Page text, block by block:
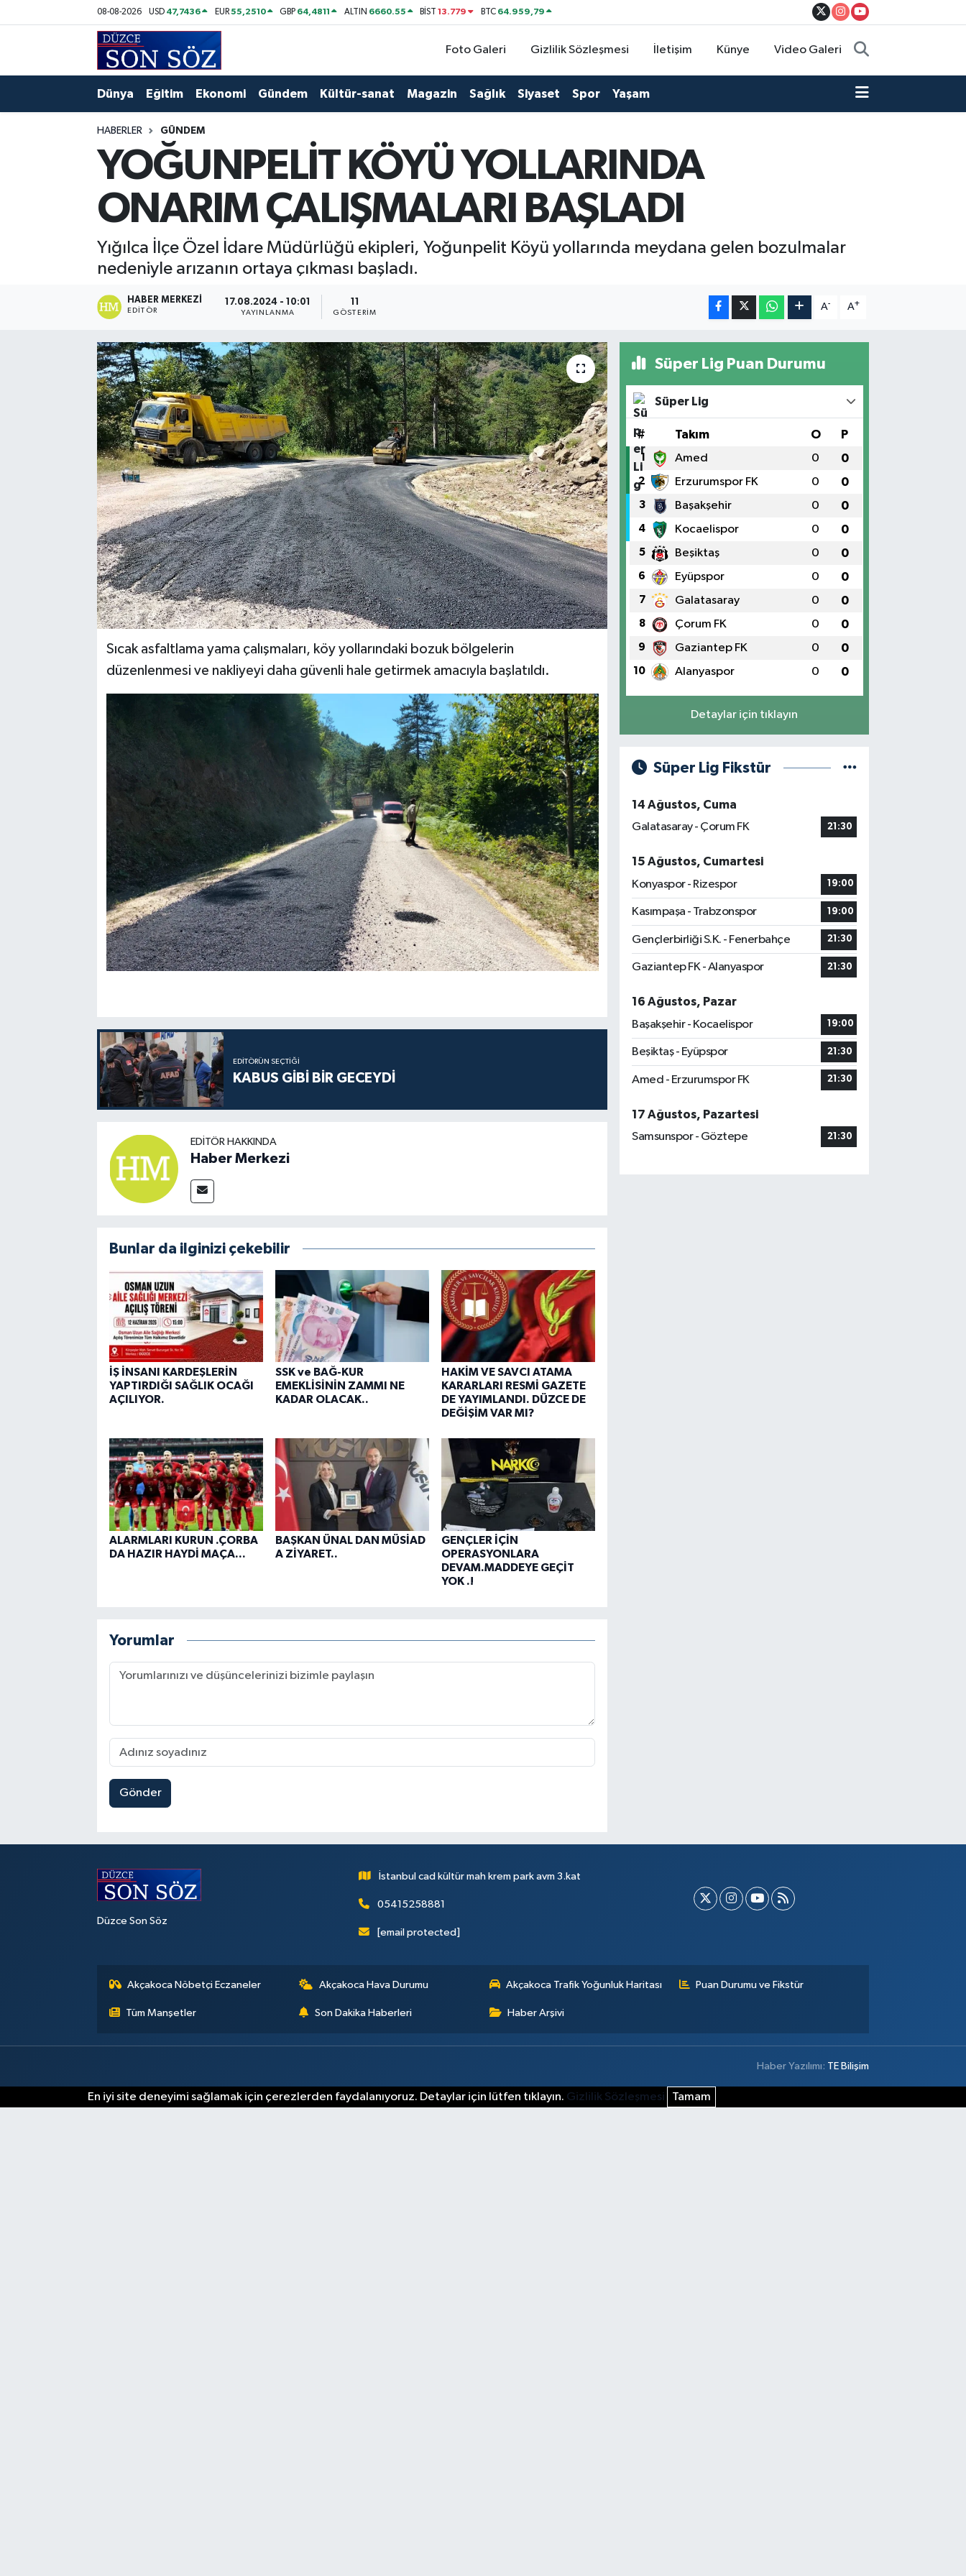
08-08-2026 USD 47,7436 EUR55,2510 GBP 64,4811 ALTIN 6660.55 BİST13.779 BTC 64.959,79
Foto Galeri Gizlilik Sözleşmesi İletişim Künye Video Galeri
Dünya Eğitim Ekonomi Gündem Kültür-sanat Magazin Sağlık Siyaset Spor Yaşam
HABERLER GÜNDEM
YOĞUNPELİT KÖYÜ YOLLARINDA
ONARIM ÇALIŞMALARI BAŞLADI
Yığılca İlçe Özel İdare Müdürlüğü ekipleri, Yoğunpelit Köyü yollarında meydana gelen bozulmalar
nedeniyle arızanın ortaya çıkması başladı.
HABER MERKEZI
EDITÖR
17.08.2024 - 10:01
YAYINLANMA
11
GÖSTERIM
A- A+
Sıcak asfaltlama yama çalışmaları, köy yollarındaki bozuk bölgelerin
düzenlenmesi ve nakliyeyi daha güvenli hale getirmek amacıyla başlatıldı.
EDITÖRÜN SEÇTIĞI
KABUS GİBİ BİR GECEYDİ
EDITÖR HAKKINDA
Haber Merkezi
Bunlar da ilginizi çekebilir
İŞ İNSANI KARDEŞLERİN
YAPTIRDIĞI SAĞLIK OCAĞI
AÇILIYOR.
SSK ve BAĞ-KUR
EMEKLİSİNİN ZAMMI NE
KADAR OLACAK..
HAKİM VE SAVCI ATAMA
KARARLARI RESMİ GAZETE
DE YAYIMLANDI. DÜZCE DE
DEĞİŞİM VAR MI?
ALARMLARI KURUN .ÇORBA
DA HAZIR HAYDİ MAÇA...
BAŞKAN ÜNAL DAN MÜSİAD
A ZİYARET..
GENÇLER İÇİN
OPERASYONLARA
DEVAM.MADDEYE GEÇİT
YOK .!
Yorumlar
Gönder
Süper Lig Puan Durumu
Süper Lig
# Takım O P
1 Amed 0 0
2 Erzurumspor FK 0 0
3 Başakşehir 0 0
4 Kocaelispor 0 0
5 Beşiktaş 0 0
6 Eyüpspor 0 0
7 Galatasaray 0 0
8 Çorum FK 0 0
9 Gaziantep FK 0 0
10 Alanyaspor 0 0
Detaylar için tıklayın
Süper Lig Fikstür
14 Ağustos, Cuma
Galatasaray - Çorum FK
21:30
15 Ağustos, Cumartesi
Konyaspor - Rizespor
19:00
Kasımpaşa - Trabzonspor 19:00
Gençlerbirliği S.K. - Fenerbahçe 21:30
Gaziantep FK - Alanyaspor 21:30
16 Ağustos, Pazar
Başakşehir - Kocaelispor
19:00
Beşiktaş - Eyüpspor 21:30
Amed - Erzurumspor FK 21:30
17 Ağustos, Pazartesi
Samsunspor - Göztepe
21:30
Düzce Son Söz
İstanbul cad kültür mah krem park avm 3.kat
05415258881
[email protected]
Akçakoca Nöbetçi Eczaneler Akçakoca Hava Durumu Akçakoca Trafik Yoğunluk Haritası Puan Durumu ve Fikstür
Tüm Manşetler Son Dakika Haberleri Haber Arşivi
Haber Yazılımı: TE Bilişim
En iyi site deneyimi sağlamak için çerezlerden faydalanıyoruz. Detaylar için lütfen tıklayın. Gizlilik Sözleşmesi Tamam
Gizlilik Sözleşmesi
Video Galeri
Akçakoca Nöbetçi Eczaneler
Akçakoca Hava Durumu
Akçakoca Trafik Yoğunluk Haritası
Süper Lig Puan Durumu ve Fikstür
Tüm Manşetler
Son Dakika Haberleri
Haber Arşivi